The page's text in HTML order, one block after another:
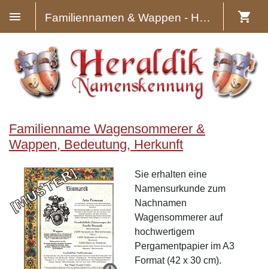
Familiennamen & Wappen - Heraldik
Familienname Wagensommerer &
Wappen, Bedeutung, Herkunft
Sie erhalten eine
Namensurkunde zum
Nachnamen
Wagensommerer auf
hochwertigem
Pergamentpapier im A3
Format (42 x 30 cm).